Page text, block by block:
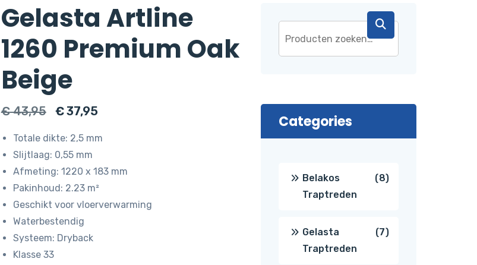
Gelasta Artline
1260 Premium Oak
Beige
€43,95
Oorspronkelijke
was:
€ 43,95.
€37,95Huidige
€ 37,95.
Totale dikte: 2,5 mm
Slijtlaag: 0,55 mm
Afmeting: 1220 x 183 mm
Pakinhoud: 2.23 m²
Geschikt voor vloerverwarming
Waterbestendig
Systeem: Dryback
Klasse 33
Categories
Belakos
Traptreden
88
Gelasta
Traptreden
77